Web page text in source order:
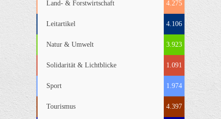
Land- & Forstwirtschaft 4.275
Leitartikel 4.106
Natur & Umwelt 3.923
Solidarität & Lichtblicke 1.091
Sport 1.974
Tourismus 4.397